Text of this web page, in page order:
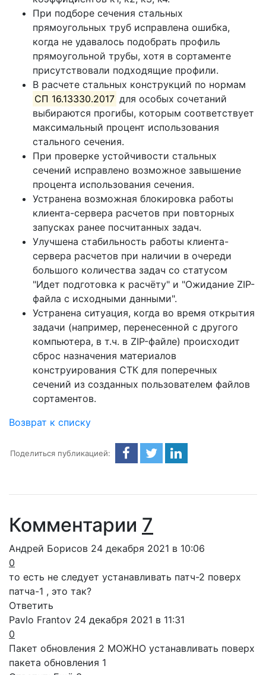
При подборе сечения стальных
прямоугольных труб исправлена ошибка,
когда не удавалось подобрать профиль
прямоугольной трубы, хотя в сортаменте
присутствовали подходящие профили.
В расчете стальных конструкций по нормам
СП 16.13330.2017 для особых сочетаний
выбираются прогибы, которым соответствует
максимальный процент использования
стального сечения.
При проверке устойчивости стальных
сечений исправлено возможное завышение
процента использования сечения.
Устранена возможная блокировка работы
клиента-сервера расчетов при повторных
запусках ранее посчитанных задач.
Улучшена стабильность работы клиента-
сервера расчетов при наличии в очереди
большого количества задач со статусом
"Идет подготовка к расчёту" и "Ожидание ZIP-
файла с исходными данными".
Устранена ситуация, когда во время открытия
задачи (например, перенесенной с другого
компьютера, в т.ч. в ZIP-файле) происходит
сброс назначения материалов
конструирования СТК для поперечных
сечений из созданных пользователем файлов
сортаментов.
Возврат к списку
Поделиться публикацией:
Комментарии 7
Андрей Бориcов 24 декабря 2021 в 10:06
0
то есть не следует устанавливать патч-2 поверх
патча-1 , это так?
Ответить
Pavlo Frantov 24 декабря 2021 в 11:31
0
Пакет обновления 2 МОЖНО устанавливать поверх
пакета обновления 1